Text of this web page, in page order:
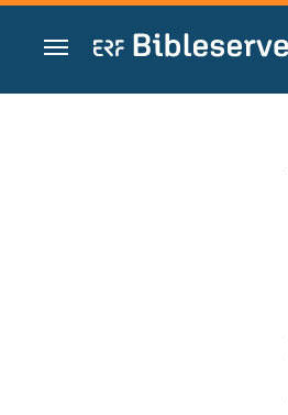
Zum Inhalt springen